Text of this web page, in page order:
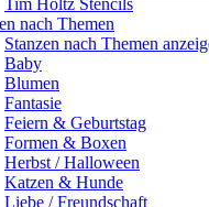
Tim Holtz Stencils
nach Themen
Stanzen nach Themen
Baby
Blumen
Fantasie
Feiern & Geburtstag
Formen & Boxen
Herbst / Halloween
Katzen & Hunde
Liebe / Freundschaft